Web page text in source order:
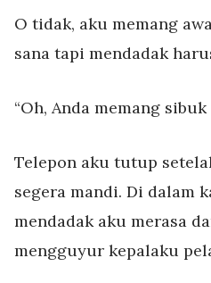
O tidak, aku memang
sana tapi mendadak
“Oh, Anda memang sibuk
Telepon aku tutup
segera mandi. Di dalam
mendadak aku merasa
mengguyur kepalaku